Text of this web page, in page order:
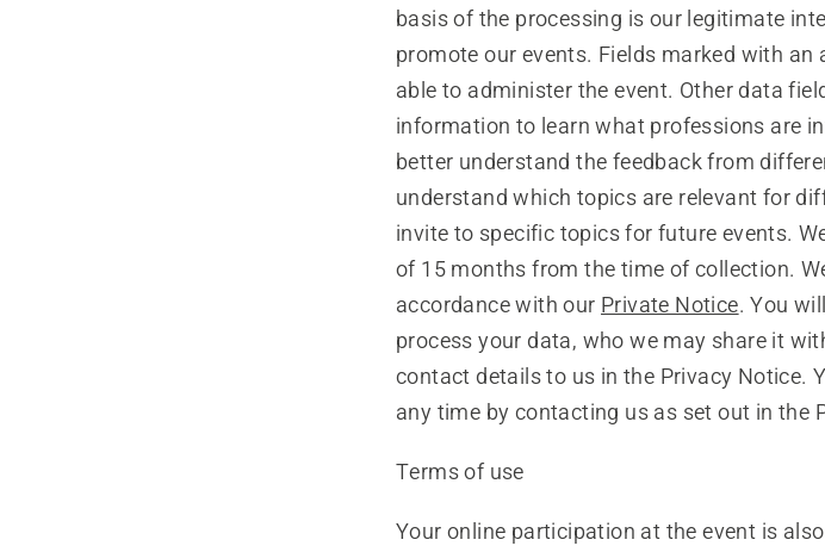
basis of the processing is our legitimate
promote our events. Fields marked with
able to administer the event. Other data
information to learn what professions are
better understand the feedback from
understand which topics are relevant for
invite to specific topics for future events.
of 15 months from the time of collection.
accordance with our Private Notice. You
process your data, who we may share it
contact details to us in the Privacy Notice.
any time by contacting us as set out in the
Terms of use
Your online participation at the event is